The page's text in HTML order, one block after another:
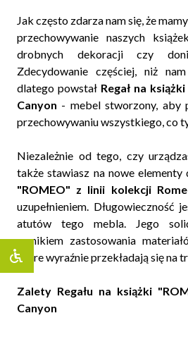
Jak często zdarza nam się, że
przechowywanie naszych
drobnych dekoracji czy
Zdecydowanie częściej, niż
dlatego powstał Regał na
Canyon - mebel stworzony, aby
przechowywaniu wszystkiego, co
Niezależnie od tego, czy
także stawiasz na nowe elementy
"ROMEO" z linii kolekcji
uzupełnieniem. Długowieczność
atutów tego mebla. Jego
wynikiem zastosowania
które wyraźnie przekładają się na
Zalety Regału na książki
Canyon